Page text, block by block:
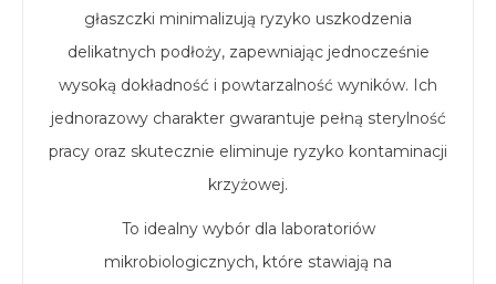
głaszczki minimalizują ryzyko uszkodzenia
delikatnych podłoży, zapewniając jednocześnie
wysoką dokładność i powtarzalność wyników. Ich
jednorazowy charakter gwarantuje pełną sterylność
pracy oraz skutecznie eliminuje ryzyko kontaminacji
krzyżowej.
To idealny wybór dla laboratoriów
mikrobiologicznych, które stawiają na